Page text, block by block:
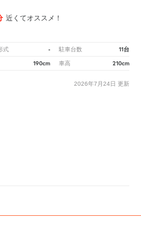
近くてオススメ！
式 - 駐車台数 11台
190cm 車高 210cm
2026年7月24日 更新